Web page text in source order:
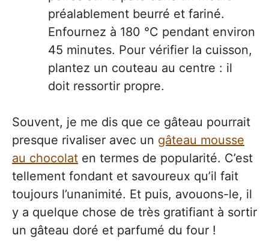
préalablement beurré et fariné.
Enfournez à 180 °C pendant environ
45 minutes. Pour vérifier la cuisson,
plantez un couteau au centre : il
doit ressortir propre.
Souvent, je me dis que ce gâteau pourrait
presque rivaliser avec un gâteau mousse
au chocolat en termes de popularité. C’est
tellement fondant et savoureux qu’il fait
toujours l’unanimité. Et puis, avouons-le, il
y a quelque chose de très gratifiant à sortir
un gâteau doré et parfumé du four !